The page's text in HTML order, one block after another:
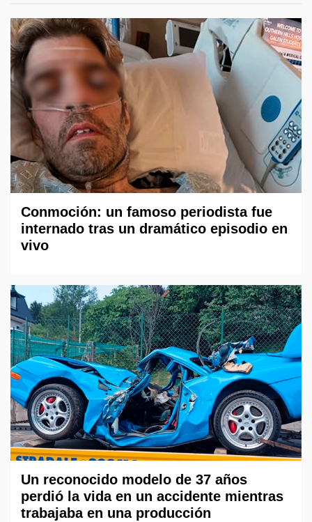
Conmoción: un famoso periodista fue
internado tras un dramático episodio en
vivo
Un reconocido modelo de 37 años
perdió la vida en un accidente mientras
trabajaba en una producción